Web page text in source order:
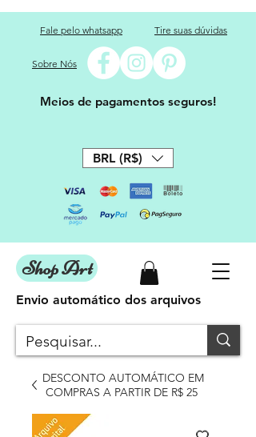
Fale pelo whatsapp Tire suas dúvidas
Sobre Nós
Meios de pagamentos seguros!
BRL (R$)
Shop Art
DESCONTO AUTOMÁTICO EM
COMPRAS A PARTIR DE R$ 25
Envio automático dos arquivos